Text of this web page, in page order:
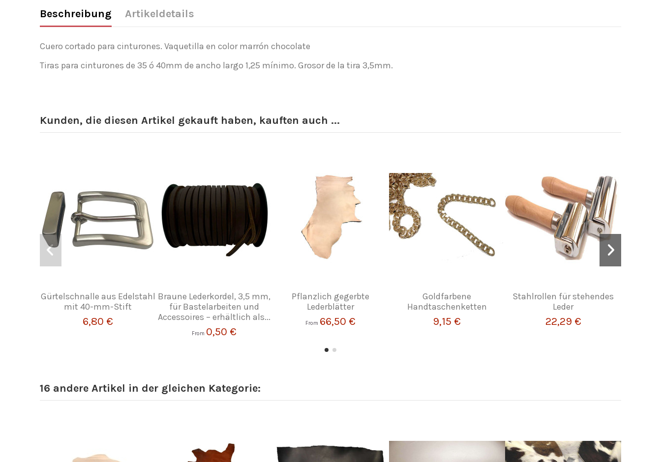
Beschreibung Artikeldetails
Cuero cortado para cinturones. Vaquetilla en color marrón chocolate
Tiras para cinturones de 35 ó 40mm de ancho largo 1,25 mínimo. Grosor de la tira 3,5mm.
Kunden, die diesen Artikel gekauft haben, kauften auch ...
Gürtelschnalle aus Edelstahl
mit 40-mm-Stift
6,80 €
Braune Lederkordel, 3,5 mm,
für Bastelarbeiten und
Accessoires – erhältlich als...
From 0,50 €
Pflanzlich gegerbte
Lederblätter
From 66,50 €
Goldfarbene
Handtaschenketten
9,15 €
Stahlrollen für stehendes
Leder
22,29 €
16 andere Artikel in der gleichen Kategorie: